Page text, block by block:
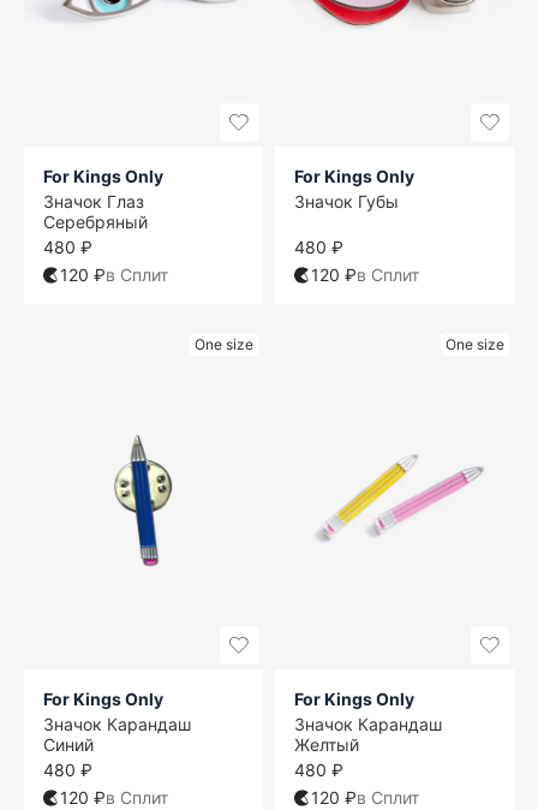
For Kings Only
Значок Глаз
Серебряный
480 ₽
120 ₽в Сплит
For Kings Only
Значок Губы
480 ₽
120 ₽в Сплит
One size
For Kings Only
Значок Карандаш
Синий
480 ₽
120 ₽в Сплит
One size
For Kings Only
Значок Карандаш
Желтый
480 ₽
120 ₽в Сплит